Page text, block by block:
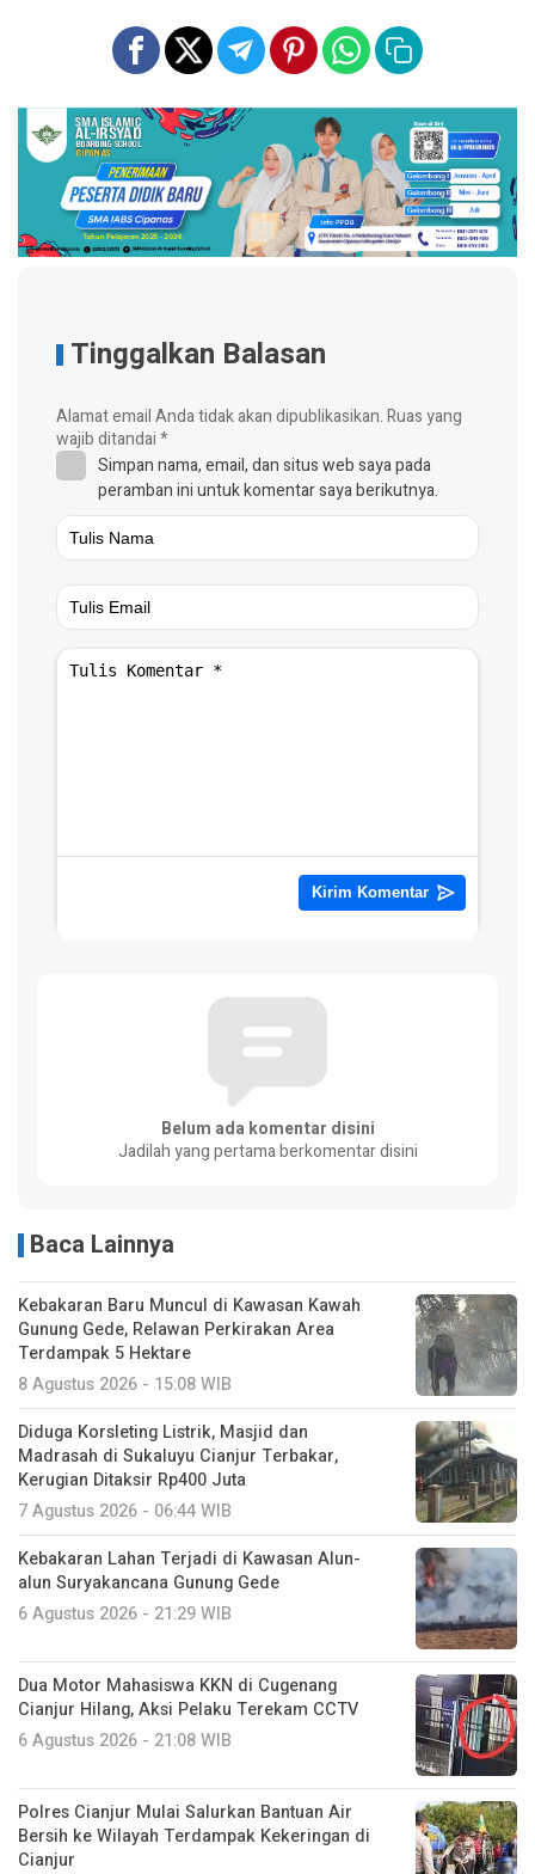
Tinggalkan Balasan
Alamat email Anda tidak akan dipublikasikan.Ruas yang
wajib ditandai*
Simpan nama, email, dan situs web saya pada
peramban ini untuk komentar saya berikutnya.
Belum ada komentar disini
Jadilah yang pertama berkomentar disini
Baca Lainnya
Kebakaran Baru Muncul di Kawasan Kawah
Gunung Gede, Relawan Perkirakan Area
Terdampak 5 Hektare
8 Agustus 2026 - 15:08 WIB
Diduga Korsleting Listrik, Masjid dan
Madrasah di Sukaluyu Cianjur Terbakar,
Kerugian Ditaksir Rp400 Juta
7 Agustus 2026 - 06:44 WIB
Kebakaran Lahan Terjadi di Kawasan Alun-
alun Suryakancana Gunung Gede
6 Agustus 2026 - 21:29 WIB
Dua Motor Mahasiswa KKN di Cugenang
Cianjur Hilang, Aksi Pelaku Terekam CCTV
6 Agustus 2026 - 21:08 WIB
Polres Cianjur Mulai Salurkan Bantuan Air
Bersih ke Wilayah Terdampak Kekeringan di
Cianjur